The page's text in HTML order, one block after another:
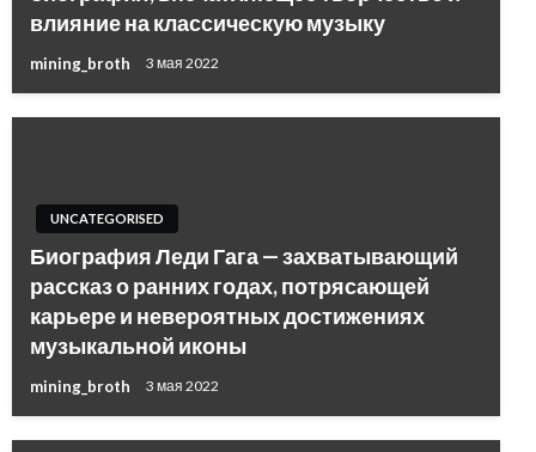
влияние на классическую музыку
mining_broth 3 мая 2022
UNCATEGORISED
Биография Леди Гага — захватывающий
рассказ о ранних годах, потрясающей
карьере и невероятных достижениях
музыкальной иконы
mining_broth 3 мая 2022